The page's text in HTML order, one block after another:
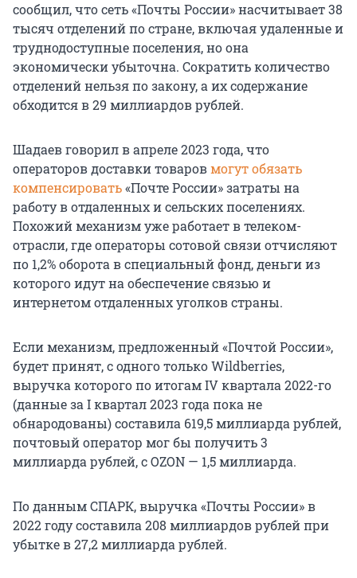
сообщил, что сеть «Почты России» насчитывает 38
тысяч отделений по стране, включая удаленные и
труднодоступные поселения, но она
экономически убыточна. Сократить количество
отделений нельзя по закону, а их содержание
обходится в 29 миллиардов рублей.
Шадаев говорил в апреле 2023 года, что
операторов доставки товаровмогут обязать
компенсировать«Почте России» затраты на
работу в отдаленных и сельских поселениях.
Похожий механизм уже работает в телеком-
отрасли, где операторы сотовой связи отчисляют
по 1,2% оборота в специальный фонд, деньги из
которого идут на обеспечение связью и
интернетом отдаленных уголков страны.
Если механизм, предложенный «Почтой России»,
будет принят, с одного только Wildberries,
выручка которого по итогам IV квартала 2022-го
(данные за I квартал 2023 года пока не
обнародованы) составила 619,5 миллиарда рублей,
почтовый оператор мог бы получить 3
миллиарда рублей, с OZON — 1,5 миллиарда.
По данным СПАРК, выручка «Почты России» в
2022 году составила 208 миллиардов рублей при
убытке в 27,2 миллиарда рублей.